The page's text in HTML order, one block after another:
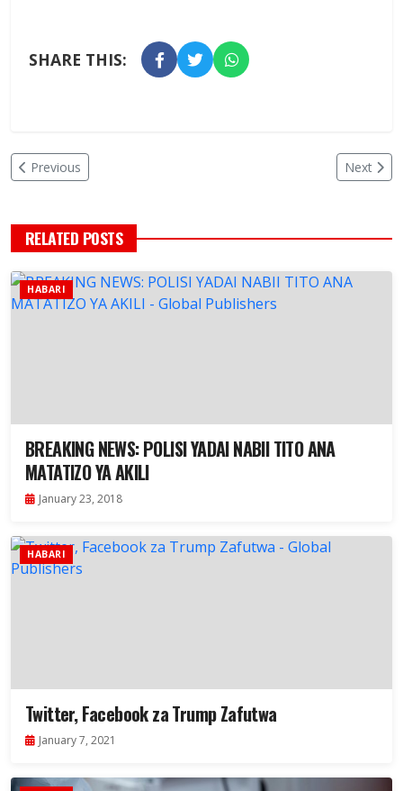
SHARE THIS:
Previous Next
RELATED POSTS
HABARI
BREAKING NEWS: POLISI YADAI NABII TITO ANA
MATATIZO YA AKILI
January 23, 2018
HABARI
Twitter, Facebook za Trump Zafutwa
January 7, 2021